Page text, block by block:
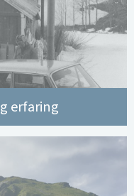
erfaring